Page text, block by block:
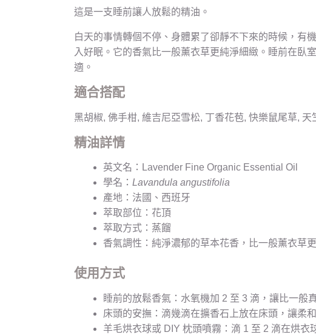
這是一支睡前讓人放鬆的精油。
白天的事情轉個不停、身體累了卻靜不下來的時候，有
入好眠。它的香氣比一般薰衣草更純淨細緻。睡前在臥
適。
適合搭配
黑胡椒, 佛手柑, 維吉尼亞雪松, 丁香花苞, 快樂鼠尾草,
精油詳情
英文名：Lavender Fine Organic Essential Oil
學名： Lavandula angustifolia
產地：法國、西班牙
萃取部位：花頂
萃取方式：蒸餾
香氣調性：純淨濃郁的草本花香，比一般薰衣草
使用方式
睡前的放鬆香氣：水氧機加 2 至 3 滴，讓比一般
床頭的安撫：滴幾滴在擴香石上放在床頭，讓柔
羊毛烘衣球或 DIY 枕頭噴霧：滴 1 至 2 滴在烘